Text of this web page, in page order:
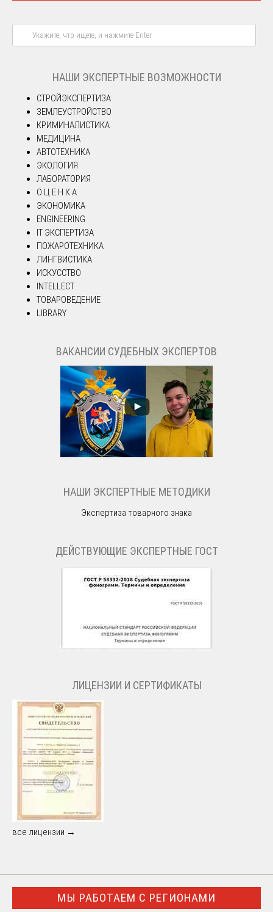
НАШИ ЭКСПЕРТНЫЕ ВОЗМОЖНОСТИ
СТРОЙЭКСПЕРТИЗА
ЗЕМЛЕУСТРОЙСТВО
КРИМИНАЛИСТИКА
МЕДИЦИНА
АВТОТЕХНИКА
ЭКОЛОГИЯ
ЛАБОРАТОРИЯ
О Ц Е Н К А
ЭКОНОМИКА
ENGINEERING
IT ЭКСПЕРТИЗА
ПОЖАРОТЕХНИКА
ЛИНГВИСТИКА
ИСКУССТВО
INTELLECT
ТОВАРОВЕДЕНИЕ
LIBRARY
ВАКАНСИИ СУДЕБНЫХ ЭКСПЕРТОВ
НАШИ ЭКСПЕРТНЫЕ МЕТОДИКИ
Экспертиза товарного знака
ДЕЙСТВУЮЩИЕ ЭКСПЕРТНЫЕ ГОСТ
ЛИЦЕНЗИИ И СЕРТИФИКАТЫ
все лицензии →
МЫ РАБОТАЕМ С РЕГИОНАМИ